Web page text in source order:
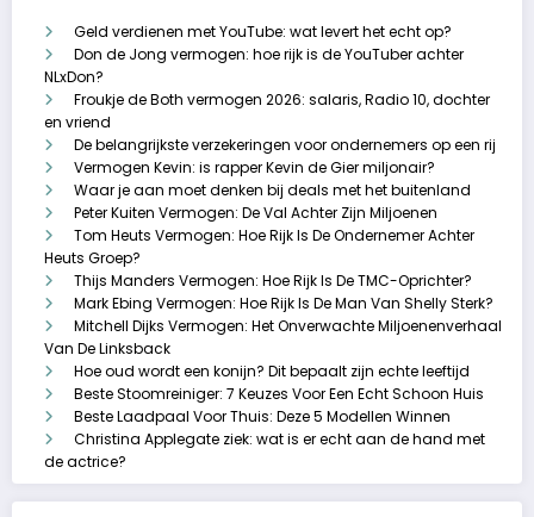
Geld verdienen met YouTube: wat levert het echt op?
Don de Jong vermogen: hoe rijk is de YouTuber achter
NLxDon?
Froukje de Both vermogen 2026: salaris, Radio 10, dochter
en vriend
De belangrijkste verzekeringen voor ondernemers op een rij
Vermogen Kevin: is rapper Kevin de Gier miljonair?
Waar je aan moet denken bij deals met het buitenland
Peter Kuiten Vermogen: De Val Achter Zijn Miljoenen
Tom Heuts Vermogen: Hoe Rijk Is De Ondernemer Achter
Heuts Groep?
Thijs Manders Vermogen: Hoe Rijk Is De TMC-Oprichter?
Mark Ebing Vermogen: Hoe Rijk Is De Man Van Shelly Sterk?
Mitchell Dijks Vermogen: Het Onverwachte Miljoenenverhaal
Van De Linksback
Hoe oud wordt een konijn? Dit bepaalt zijn echte leeftijd
Beste Stoomreiniger: 7 Keuzes Voor Een Echt Schoon Huis
Beste Laadpaal Voor Thuis: Deze 5 Modellen Winnen
Christina Applegate ziek: wat is er echt aan de hand met
de actrice?